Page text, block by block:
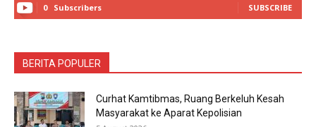
0 Subscribers SUBSCRIBE
BERITA POPULER
Curhat Kamtibmas, Ruang Berkeluh Kesah
Masyarakat ke Aparat Kepolisian